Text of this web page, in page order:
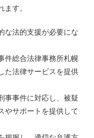
す。
な法的支援が必要にな
件総合法律事務所札幌
た法律サービスを提供
事事件に対応し、被疑
やサポートを提供して